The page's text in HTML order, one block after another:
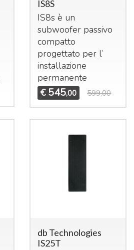
IS8S
IS8s è un
subwoofer passivo
compatto
progettato per l’
installazione
permanente
€ 545,00 599,00
db Technologies
IS25T